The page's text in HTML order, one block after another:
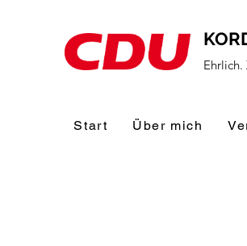
Start Über mich